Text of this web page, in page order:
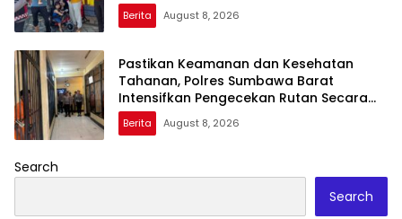
Berita August 8, 2026
Pastikan Keamanan dan Kesehatan
Tahanan, Polres Sumbawa Barat
Intensifkan Pengecekan Rutan Secara
Berkala
Berita August 8, 2026
Search
Search